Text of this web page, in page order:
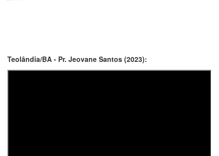
Teolândia/BA - Pr. Jeovane Santos (2023):